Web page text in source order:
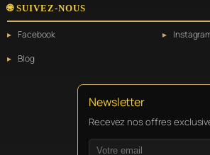
🌐 SUIVEZ-NOUS
Facebook
Blog
Newsletter
Recevez nos offres